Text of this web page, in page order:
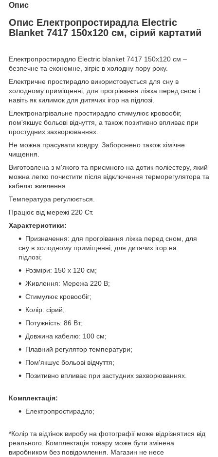
Опис
Опис Електропростирадла Electric
Blanket 7417 150х120 см, сірий картатий
Електропростирадло Electric blanket 7417 150х120 см –
безпечне та економне, зігріє в холодну пору року.
Електричне простирадло використовується для сну в
холодному приміщенні, для прогрівання ліжка перед сном і
навіть як килимок для дитячих ігор на підлозі.
Електронагрівальне простирадло стимулює кровообіг,
пом'якшує больові відчуття, а також позитивно впливає при
простудних захворюваннях.
Не можна прасувати ковдру. Заборонено також хімічне
чищення.
Виготовлена з м'якого та приємного на дотик поліестеру, який
можна легко почистити після відключення терморегулятора та
кабелю живлення.
Температура регулюється.
Працює від мережі 220 Ст.
Характеристики:
Призначення: для прогрівання ліжка перед сном, для
сну в холодному приміщенні, для дитячих ігор на
підлозі;
Розміри: 150 х 120 см;
Живлення: Мережа 220 В;
Стимулює кровообіг;
Колір: сірий;
Потужність: 86 Вт;
Довжина кабелю: 100 см;
Плавний регулятор температури;
Пом'якшує больові відчуття;
Позитивно впливає при застудних захворюваннях.
Комплектація:
Електропростирадло;
*Колір та відтінок виробу на фотографії може відрізнятися від
реального. Комплектація товару може бути змінена
виробником без повідомлення. Магазин не несе